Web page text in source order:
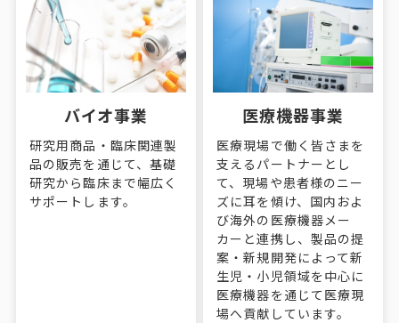
バイオ事業
研究用商品・臨床関連製
品の販売を通じて、基礎
研究から臨床まで幅広く
サポートします。
医療機器事業
医療現場で働く皆さまを
支えるパートナーとし
て、現場や患者様のニー
ズに耳を傾け、国内およ
び海外の医療機器メー
カーと連携し、製品の提
案・新規開発によって新
生児・小児領域を中心に
医療機器を通じて医療現
場へ貢献しています。